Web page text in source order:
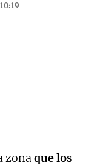
zonaque los